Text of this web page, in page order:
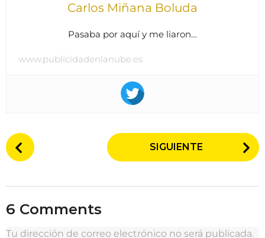
Carlos Miñana Boluda
Pasaba por aquí y me liaron…
www.publicidadenlanube.es
P
o
P
a
g
SIGUIENTE
6 Comments
Tu dirección de correo electrónico no será publicada.